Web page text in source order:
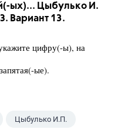
ых)... Цыбулько И.
Вариант 13.
цифру(-ы), на
ые).
Цыбулько И.П.